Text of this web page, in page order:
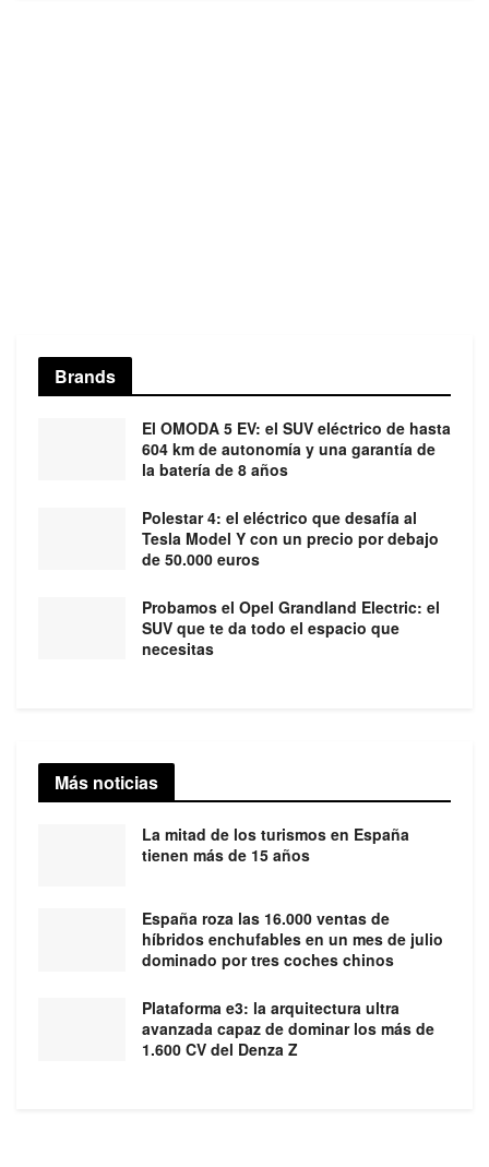
Brands
El OMODA 5 EV: el SUV eléctrico de hasta
604 km de autonomía y una garantía de
la batería de 8 años
Polestar 4: el eléctrico que desafía al
Tesla Model Y con un precio por debajo
de 50.000 euros
Probamos el Opel Grandland Electric: el
SUV que te da todo el espacio que
necesitas
Más noticias
La mitad de los turismos en España
tienen más de 15 años
España roza las 16.000 ventas de
híbridos enchufables en un mes de julio
dominado por tres coches chinos
Plataforma e3: la arquitectura ultra
avanzada capaz de dominar los más de
1.600 CV del Denza Z